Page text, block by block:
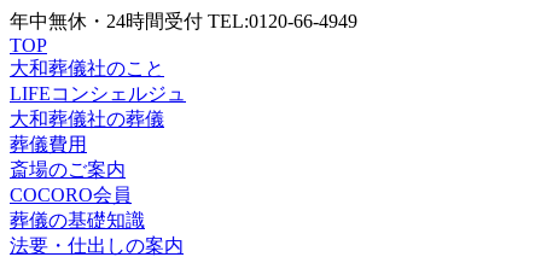
年中無休・24時間受付 TEL:0120-66-4949
TOP
大和葬儀社のこと
LIFEコンシェルジュ
大和葬儀社の葬儀
葬儀費用
斎場のご案内
COCORO会員
葬儀の基礎知識
法要・仕出しの案内